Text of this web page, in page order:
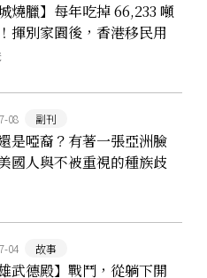
城燒臘】每年吃掉 66,233 噸
揮別家園後，香港移民用
成美饌
08 副刊
是啞裔？有著一張亞洲臉
國人與不被重視的種族歧
04 故事
雄武德殿】戰鬥，從躺下開